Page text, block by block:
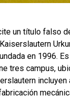
un título falso
en 1996.
tres campus,
incluyen